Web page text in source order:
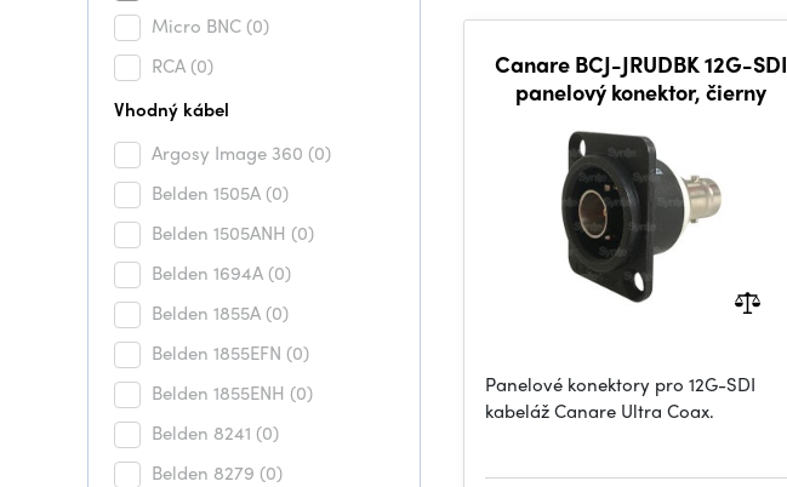
Micro BNC (0)
RCA (0)
Vhodný kábel
Argosy Image 360 (0)
Belden 1505A (0)
Belden 1505ANH (0)
Belden 1694A (0)
Belden 1855A (0)
Belden 1855EFN (0)
Belden 1855ENH (0)
Belden 8241 (0)
Belden 8279 (0)
Canare BCJ-JRUDBK 12G-SDI
panelový konektor, čierny
Panelové konektory pro 12G-SDI
kabeláž Canare Ultra Coax.